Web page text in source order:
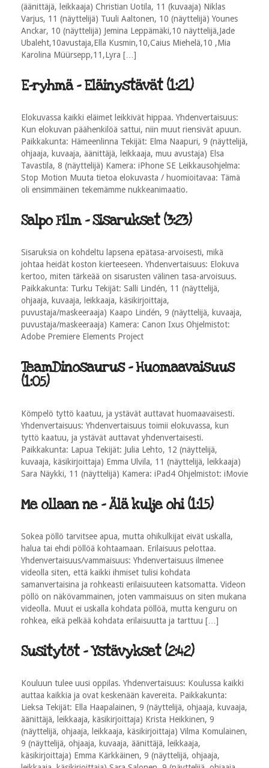
(äänittäjä, leikkaaja) Christian Uotila, 11 (kuvaaja) Niklas
Varjus, 11 (näyttelijä) Tuuli Aaltonen, 10 (näyttelijä) Younes
Anckar, 10 (näyttelijä) Jemina Leppämäki,10 näyttelijä,Jade
Ubaleht,10avustaja,Ella Kusmin,10,Caius Miehelä,10 ,Mia
Karolina Müürsepp,11,Lyra […]
E-ryhmä - Eläinystävät (1:21)
Elokuvassa kaikki eläimet leikkivät hippaa. Yhdenvertaisuus:
Kun elokuvan päähenkilöä sattui, niin muut riensivät apuun.
Paikkakunta: Hämeenlinna Tekijät: Elma Naapuri, 9 (näyttelijä,
ohjaaja, kuvaaja, äänittäjä, leikkaaja, muu avustaja) Elsa
Tavastila, 8 (näyttelijä) Kamera: iPhone SE Leikkausohjelma:
Stop Motion Muuta tietoa elokuvasta / huomioitavaa: Tämä
oli ensimmäinen tekemämme nukkeanimaatio.
Salpo Film - Sisarukset (3:23)
Sisaruksia on kohdeltu lapsena epätasa-arvoisesti, mikä
johtaa heidät koston kierteeseen. Yhdenvertaisuus: Elokuva
kertoo, miten tärkeää on sisarusten välinen tasa-arvoisuus.
Paikkakunta: Turku Tekijät: Salli Lindén, 11 (näyttelijä,
ohjaaja, kuvaaja, leikkaaja, käsikirjoittaja,
puvustaja/maskeeraaja) Kaapo Lindén, 9 (näyttelijä, kuvaaja,
puvustaja/maskeeraaja) Kamera: Canon Ixus Ohjelmistot:
Adobe Premiere Elements Project
TeamDinosaurus - Huomaavaisuus
(1:05)
Kömpelö tyttö kaatuu, ja ystävät auttavat huomaavaisesti.
Yhdenvertaisuus: Yhdenvertaisuus toimii elokuvassa, kun
tyttö kaatuu, ja ystävät auttavat yhdenvertaisesti.
Paikkakunta: Lapua Tekijät: Julia Lehto, 12 (näyttelijä,
kuvaaja, käsikirjoittaja) Emma Ulvila, 11 (näyttelijä, leikkaaja)
Sara Näykki, 11 (näyttelijä) Kamera: iPad4 Ohjelmistot: iMovie
Me ollaan ne - Älä kulje ohi (1:15)
Sokea pöllö tarvitsee apua, mutta ohikulkijat eivät uskalla,
halua tai ehdi pöllöä kohtaamaan. Erilaisuus pelottaa.
Yhdenvertaisuus/vammaisuus: Yhdenvertaisuus ilmenee
videolla siten, että kaikki ihmiset tulisi kohdata
samanvertaisina ja rohkeasti erilaisuuteen katsomatta. Videon
pöllö on näkövammainen, joten vammaisuus on siten mukana
videolla. Muut ei uskalla kohdata pöllöä, mutta kenguru on
rohkea, eikä pelkää kohdata erilaisuutta ja tarttuu […]
Susitytöt - Ystävykset (2:42)
Kouluun tulee uusi oppilas. Yhdenvertaisuus: Koulussa kaikki
auttaa kaikkia ja ovat keskenään kavereita. Paikkakunta:
Lieksa Tekijät: Ella Haapalainen, 9 (näyttelijä, ohjaaja, kuvaaja,
äänittäjä, leikkaaja, käsikirjoittaja) Krista Heikkinen, 9
(näyttelijä, ohjaaja, leikkaaja, käsikirjoittaja) Vilma Komulainen,
9 (näyttelijä, ohjaaja, kuvaaja, äänittäjä, leikkaaja,
käsikirjoittaja) Emma Kärkkäinen, 9 (näyttelijä, ohjaaja,